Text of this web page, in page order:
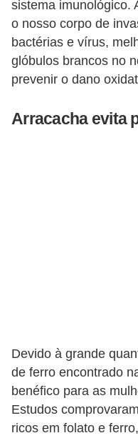
sistema imunológico.
o nosso corpo de
bactérias e vírus,
glóbulos brancos no
prevenir o dano
Arracacha evita
Devido à grande
de ferro encontrado
benéfico para as
Estudos
ricos em folato e